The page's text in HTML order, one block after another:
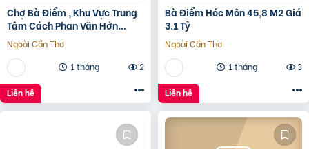
Chợ Bà Điểm , Khu Vực Trung
Tâm Cách Phan Văn Hớn
100m
Ngoài Cần Thơ
1 tháng
2
Liên hệ
Bà Điểm Hóc Môn 45,8 M2 Giá
3.1 Tỷ
Ngoài Cần Thơ
1 tháng
3
Liên hệ